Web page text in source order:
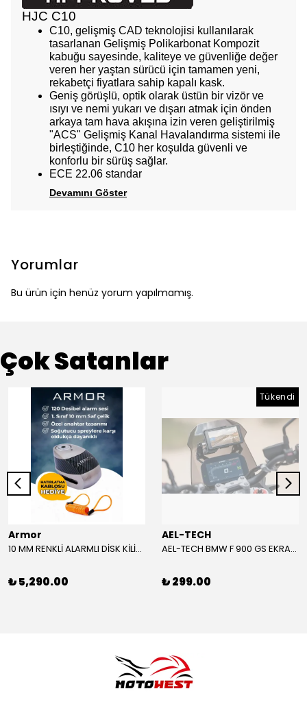
HJC C10
C10, gelişmiş CAD teknolojisi kullanılarak
tasarlanan Gelişmiş Polikarbonat Kompozit
kabuğu sayesinde, kaliteye ve güvenliğe değer
veren her yaştan sürücü için tamamen yeni,
rekabetçi fiyatlara sahip kapalı kask.
Geniş görüşlü, optik olarak üstün bir vizör ve
ısıyı ve nemi yukarı ve dışarı atmak için önden
arkaya tam hava akışına izin veren geliştirilmiş
"ACS" Gelişmiş Kanal Havalandırma sistemi ile
birleştiğinde, C10 her koşulda güvenli ve
konforlu bir sürüş sağlar.
ECE 22.06 standar
Devamını Göster
Yorumlar
Bu ürün için henüz yorum yapılmamış.
Çok Satanlar
Armor
10 MM RENKLİ ALARMLI DİSK KİLİDİ YENİ VERSİYON
₺ 5,290.00
Tükendi
AEL-TECH
AEL-TECH BMW F 900 GS EKRAN/GÖSTERGE KORUYUCU 2024-2025
₺ 299.00